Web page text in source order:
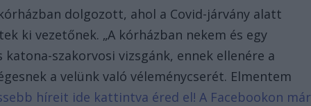
dolgozott, ahol a Covid-járvány alatt
ki vezetőnek. „A kórházban nekem és egy
szakorvosi vizsgánk, ennek ellenére a
a velünk való véleménycserét. Elmentem
híreit ide kattintva éred el! A Facebookon már